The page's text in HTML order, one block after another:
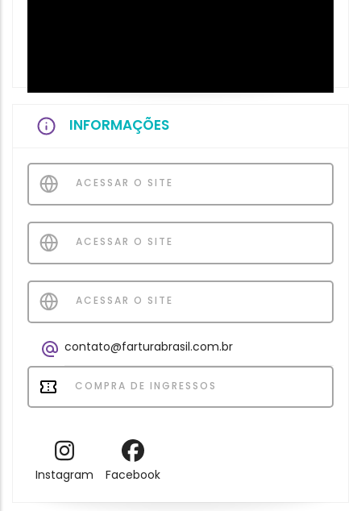
INFORMAÇÕES
ACESSAR O SITE
ACESSAR O SITE
ACESSAR O SITE
contato@farturabrasil.com.br
COMPRA DE INGRESSOS
Instagram Facebook